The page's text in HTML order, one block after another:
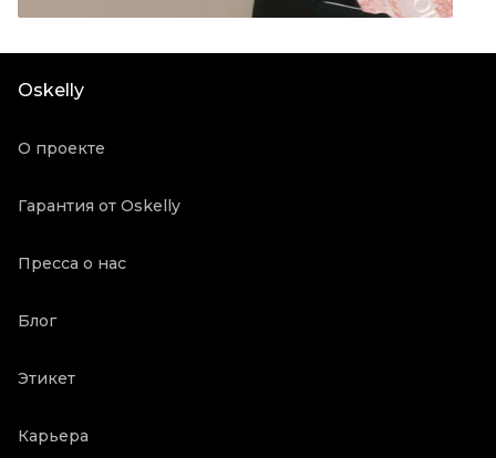
Продавец
Oskelly
О проекте
Гарантия от Oskelly
Пресса о нас
Блог
Этикет
Карьера